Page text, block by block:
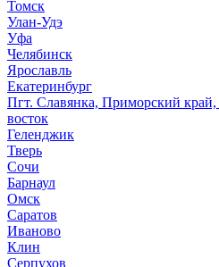
Томск
Улан-Удэ
Уфа
Челябинск
Ярославль
Екатеринбург
Пгт. Славянка, Приморский
восток
Геленджик
Тверь
Сочи
Барнаул
Омск
Саратов
Иваново
Клин
Серпухов